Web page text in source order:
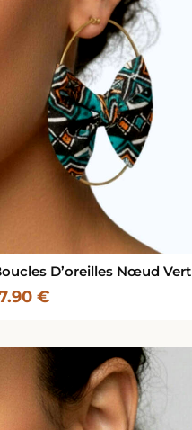
D’oreilles Nœud Vert
€